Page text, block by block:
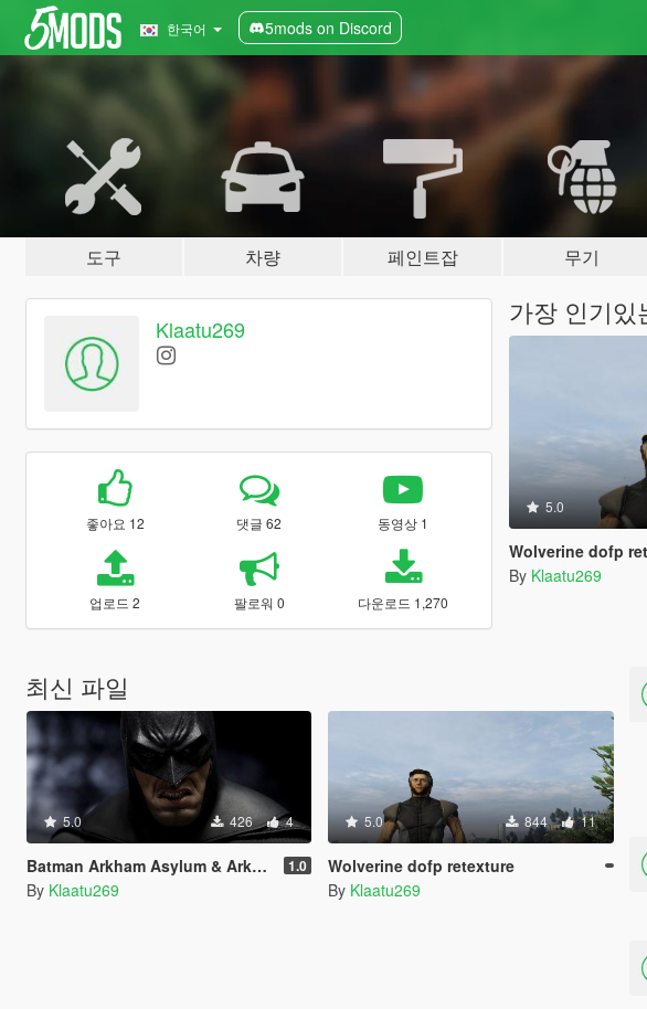
한국어 5mods on Discord
도구 차량 페인트잡 무기
Klaatu269
좋아요 12 댓글 62 동영상 1
업로드 2 팔로워 0 다운로드 1,270
가장 인기있
5.0
Wolverine dofp
By Klaatu269
최신 파일
5.0 426 4
Batman Arkham Asylum & Arkham City loading music 1.0
By Klaatu269
5.0 844 11
Wolverine dofp retexture
By Klaatu269